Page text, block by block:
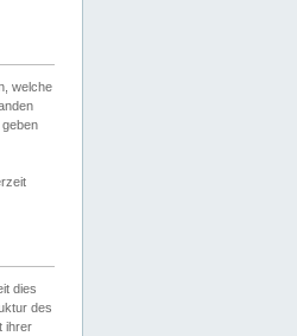
welche
dies
des
ihrer